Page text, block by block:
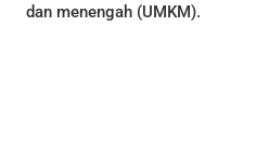
dan menengah (UMKM).